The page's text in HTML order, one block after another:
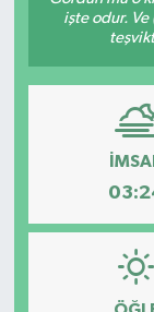
işte odur.
SAĞLIK
SİYASET